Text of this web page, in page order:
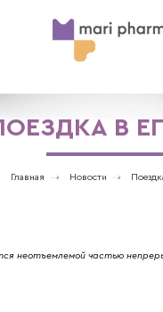
В
Главная Новости
неотъемлемой частью